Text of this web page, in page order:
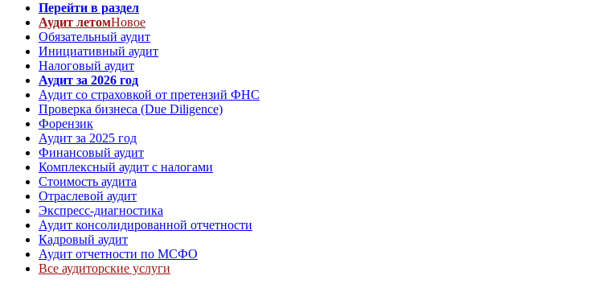
Перейти в раздел
Аудит летомНовое
Обязательный аудит
Инициативный аудит
Налоговый аудит
Аудит за 2026 год
Аудит со страховкой от претензий ФНС
Проверка бизнеса (Due Diligence)
Форензик
Аудит за 2025 год
Финансовый аудит
Комплексный аудит с налогами
Стоимость аудита
Отраслевой аудит
Экспресс-диагностика
Аудит консолидированной отчетности
Кадровый аудит
Аудит отчетности по МСФО
Все аудиторские услуги